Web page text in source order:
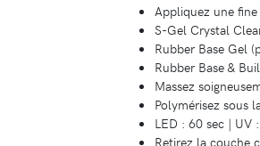
Appliquez une
S-Gel Crystal
Rubber Base Gel
Rubber Base &
Massez
Polymérisez sous
LED : 60 sec | UV
Retirez la couche